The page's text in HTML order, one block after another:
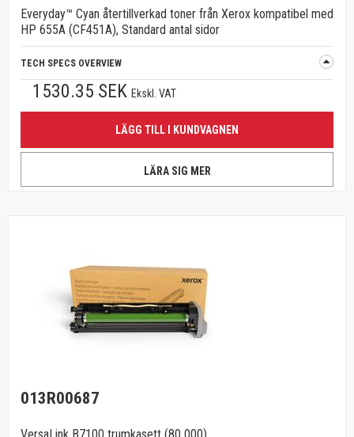
Everyday™ Cyan återtillverkad toner från Xerox kompatibel med
HP 655A (CF451A), Standard antal sidor
TECH SPECS OVERVIEW
1530.35 SEK Ekskl. VAT
LÄGG TILL I KUNDVAGNEN
LÄRA SIG MER
013R00687